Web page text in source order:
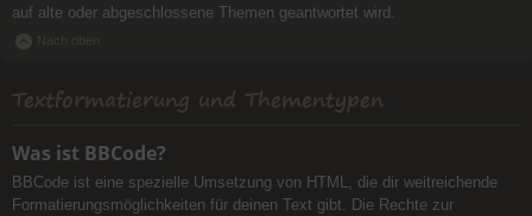
auf alte oder abgeschlossene Themen geantwortet wird.
Nach oben
Textformatierung und Thementypen
Was ist BBCode?
BBCode ist eine spezielle Umsetzung von HTML, die dir weitreichende
Formatierungsmöglichkeiten für deinen Text gibt. Die Rechte zur